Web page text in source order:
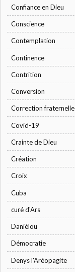
Confiance en Dieu
Conscience
Contemplation
Continence
Contrition
Conversion
Correction fraternelle
Covid-19
Crainte de Dieu
Création
Croix
Cuba
curé d'Ars
Daniélou
Démocratie
Denys l'Aréopagite